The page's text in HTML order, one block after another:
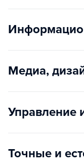
Медиа,
Управление
Точные и